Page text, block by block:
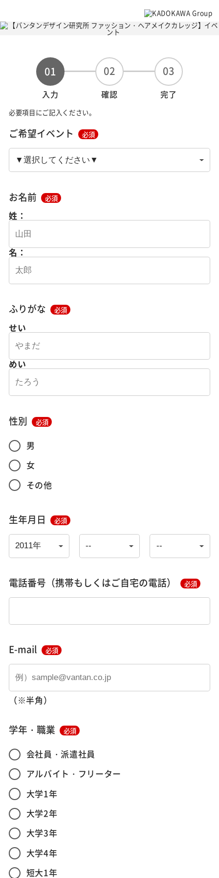
01
入力
02
確認
03
完了
必要項目にご記入ください。
ご希望イベント 必須
お名前 必須
姓：
名：
ふりがな 必須
せい
めい
性別 必須
男
女
その他
生年月日 必須
電話番号（携帯もしくはご自宅の電話） 必須
E-mail 必須
（※半角）
学年・職業 必須
会社員・派遣社員
アルバイト・フリーター
大学1年
大学2年
大学3年
大学4年
短大1年